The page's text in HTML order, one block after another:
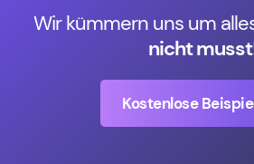
Wir kümmern uns um
nicht
Kostenlose